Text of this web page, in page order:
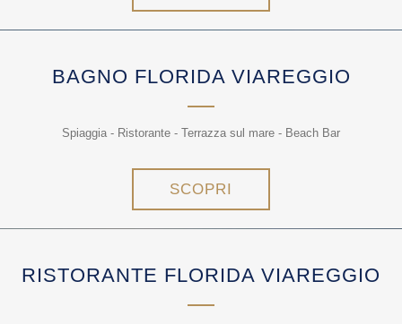
BAGNO FLORIDA VIAREGGIO
Spiaggia - Ristorante - Terrazza sul mare - Beach Bar
SCOPRI
RISTORANTE FLORIDA VIAREGGIO